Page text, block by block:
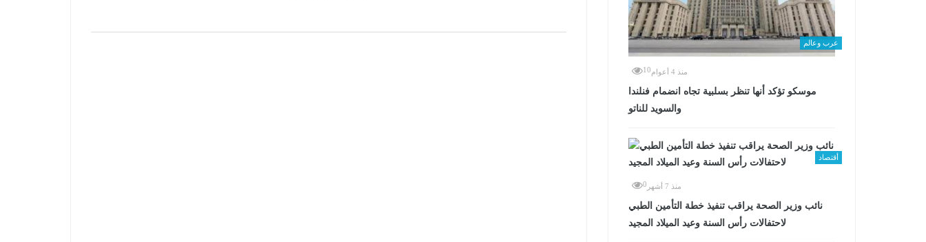
عرب وعالم
منذ 4 أعوام 10
موسكو تؤكد أنها تنظر بسلبية تجاه انضمام فنلندا
والسويد للناتو
أقتصاد
منذ 7 أشهر 0
نائب وزير الصحة يراقب تنفيذ خطة التأمين الطبي
لاحتفالات رأس السنة وعيد الميلاد المجيد